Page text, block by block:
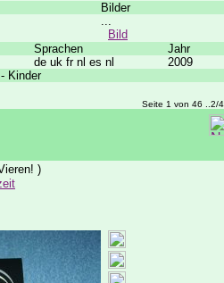
Bilder
...
Bild
Sprachen
Jahr
de uk fr nl es nl
2009
Kinder
Seite 1 von 46 ..2/
)